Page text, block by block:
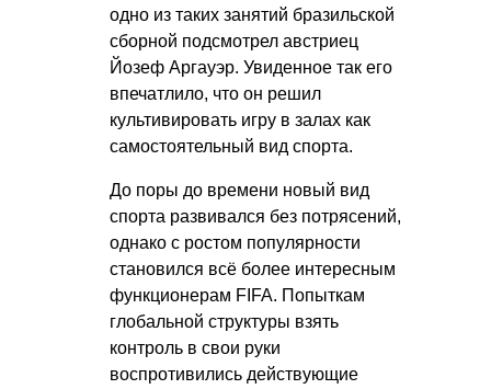
одно из таких занятий бразильской
сборной подсмотрел австриец
Йозеф Аргауэр. Увиденное так его
впечатлило, что он решил
культивировать игру в залах как
самостоятельный вид спорта.
До поры до времени новый вид
спорта развивался без потрясений,
однако с ростом популярности
становился всё более интересным
функционерам FIFA. Попыткам
глобальной структуры взять
контроль в свои руки
воспротивились действующие